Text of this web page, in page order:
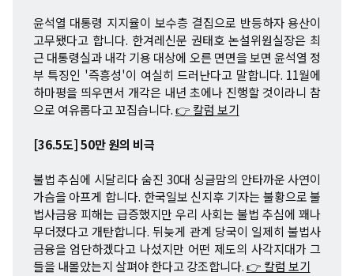
윤석열 대통령 지지율이 보수층 결집으로 반등하자 용산이
고무됐다고 합니다. 한겨레신문 권태호 논설위원실장은 최
근 대통령실과 내각 기용 대상에 오른 면면을 보면 윤석열 정
부 특징인 '즉흥성'이 여실히 드러난다고 말합니다. 11월에
하마평을 띄우면서 개각은 내년 초에나 진행할 것이라니 참
으로 여유롭다고 꼬집습니다.👉 칼럼 보기
[36.5도] 50만 원의 비극
불법 추심에 시달리다 숨진 30대 싱글맘의 안타까운 사연이
가슴을 아프게 합니다. 한국일보 신지후 기자는 불황으로 불
법사금융 피해는 급증했지만 우리 사회는 불법 추심에 꽤나
무더졌다고 개탄합니다. 뒤늦게 관계 당국이 일제히 불법사
금융을 엄단하겠다고 나섰지만 어떤 제도의 사각지대가 그
들을 내몰았는지 살펴야 한다고 강조합니다.👉 칼럼 보기